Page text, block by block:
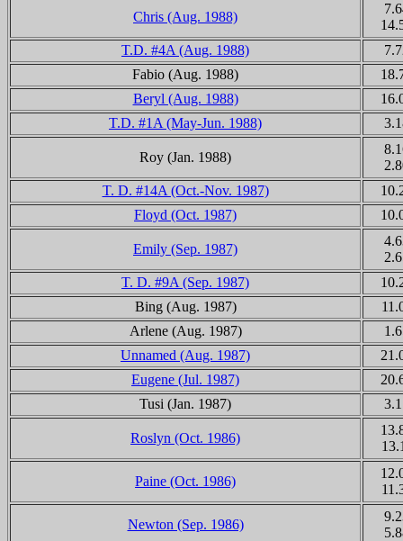
Chris (Aug. 1988)
T.D. #4A (Aug. 1988)
Fabio (Aug. 1988)
Beryl (Aug. 1988)
T.D. #1A (May-Jun. 1988)
Roy (Jan. 1988)
T. D. #14A (Oct.-Nov. 1987)
Floyd (Oct. 1987)
Emily (Sep. 1987)
T. D. #9A (Sep. 1987)
Bing (Aug. 1987)
Arlene (Aug. 1987)
Unnamed (Aug. 1987)
Eugene (Jul. 1987)
Tusi (Jan. 1987)
Roslyn (Oct. 1986)
Paine (Oct. 1986)
Newton (Sep. 1986)